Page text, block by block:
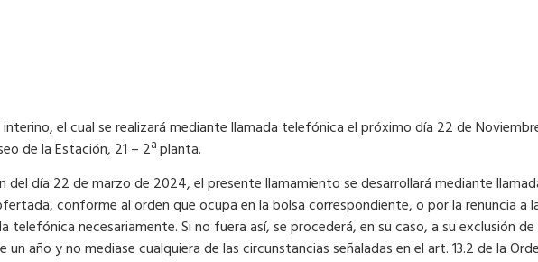
el cual se realizará mediante llamada telefónica el próximo día 22 de
de la Estación, 21 – 2ª planta.
día 22 de marzo de 2024, el presente llamamiento se desarrollará mediante
conforme al orden que ocupa en la bolsa correspondiente, o por la renuncia a
necesariamente. Si no fuera así, se procederá, en su caso, a su exclusión de
año y no mediase cualquiera de las circunstancias señaladas en el art. 13.2 de la